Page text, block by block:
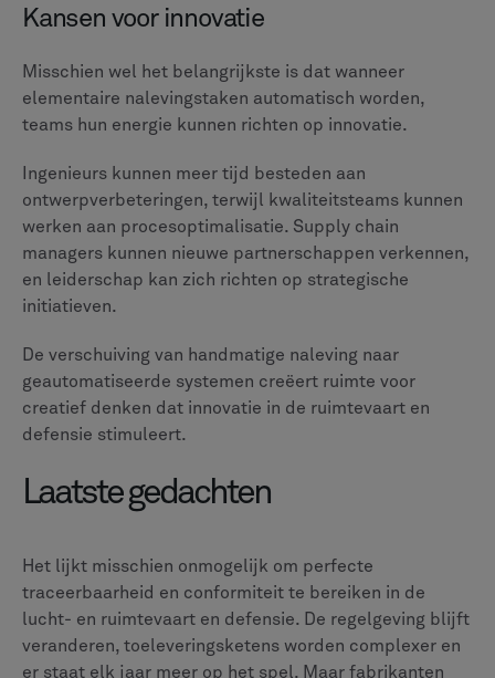
omarmen, laten zien dat het mogelijk is om deze
Begin met te onderzoeken waar handmatige processen
en losgekoppelde systemen operationele risico's
kunnen helpen bij het automatiseren en stroomlijnen
van deze gebieden. van CLEVRcomplete gids voor
PLM biedt praktische inzichten om je op weg te
helpen.
Onderzoeksmethodologie
Dit artikel is gebaseerd op uitgebreid onderzoek naar
gebied van naleving. De bevindingen weerspiegelen
zowel gevestigde normen als nieuwe ontwikkelingen